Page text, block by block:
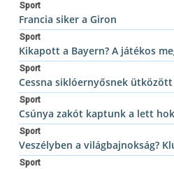
Sport
Francia siker a Giron
Sport
Kikapott a Bayern? A játékos
Sport
Cessna siklóernyősnek
Sport
Csúnya zakót kaptunk a lett
Sport
Veszélyben a világbajnokság?
Sport